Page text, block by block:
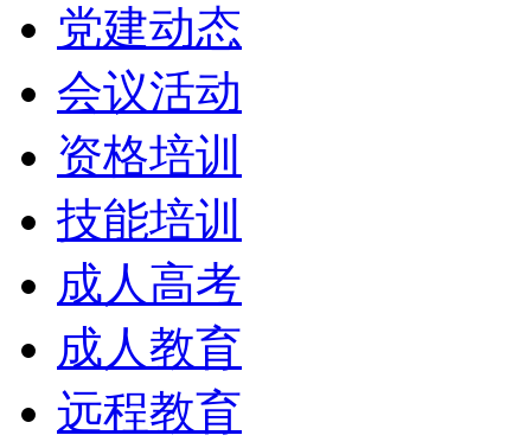
党建动态
会议活动
资格培训
技能培训
成人高考
成人教育
远程教育